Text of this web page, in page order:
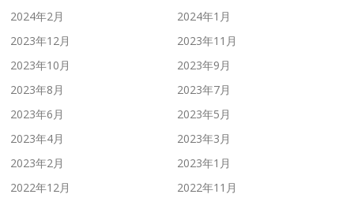
2024年2月
2024年1月
2023年12月
2023年11月
2023年10月
2023年9月
2023年8月
2023年7月
2023年6月
2023年5月
2023年4月
2023年3月
2023年2月
2023年1月
2022年12月
2022年11月